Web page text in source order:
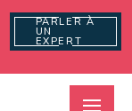
PARLER À
UN
EXPERT